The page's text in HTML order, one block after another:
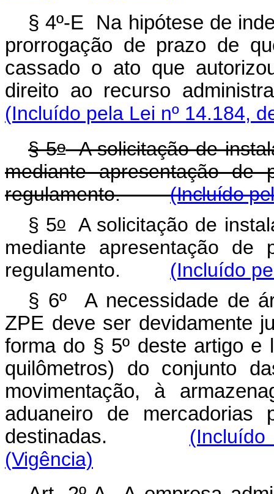
§ 4º-E Na hipótese de
prorrogação de prazo de
cassado o ato que
direito ao recurso
(Incluído pela Lei nº 14.184,
§ 5oA solicitação de
mediante apresentação de
regulamento.(Incluído
§ 5oA solicitação de
mediante apresentação de
regulamento. (Incluído
§ 6º A necessidade de
ZPE deve ser devidamente
forma do § 5º deste artigo e
quilômetros) do conjunto
movimentação, à
aduaneiro de
destinadas.
(Vigência)